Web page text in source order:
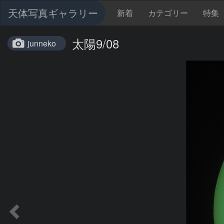
天体写真ギャラリー 新着 カテゴリー 特集
junneko 太陽9/08